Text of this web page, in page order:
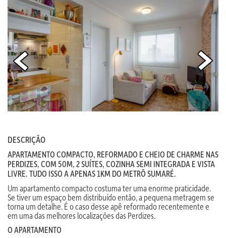
DESCRIÇÃO
APARTAMENTO COMPACTO, REFORMADO E CHEIO DE CHARME NAS
PERDIZES, COM 50M, 2 SUÍTES, COZINHA SEMI INTEGRADA E VISTA
LIVRE. TUDO ISSO A APENAS 1KM DO METRÕ SUMARÉ.
Um apartamento compacto costuma ter uma enorme praticidade.
Se tiver um espaço bem distribuído então, a pequena metragem se
torna um detalhe. É o caso desse apê reformado recentemente e
em uma das melhores localizações das Perdizes.
O APARTAMENTO